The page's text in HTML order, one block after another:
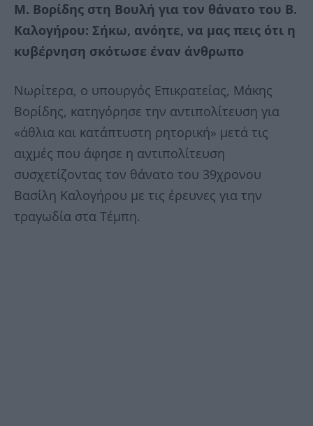
Μ. Βορίδης στη Βουλή για τον θάνατο του Β.
Καλογήρου: Σήκω, ανόητε, να μας πεις ότι η
κυβέρνηση σκότωσε έναν άνθρωπο
Νωρίτερα, ο υπουργός Επικρατείας, Μάκης
Βορίδης, κατηγόρησε την αντιπολίτευση για
«άθλια και κατάπτυστη ρητορική» μετά τις
αιχμές που άφησε η αντιπολίτευση
συσχετίζοντας τον θάνατο του 39χρονου
Βασίλη Καλογήρου με τις έρευνες για την
τραγωδία στα Τέμπη.